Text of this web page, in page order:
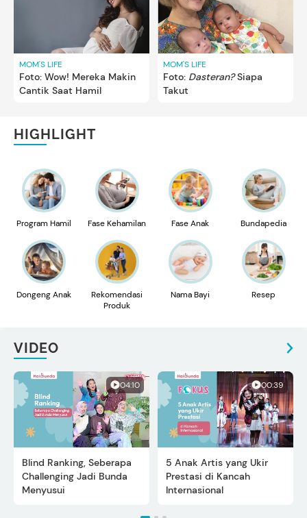
MOM'S LIFE
Foto: Wow! Mereka Makin
Cantik Saat Hamil
MOM'S LIFE
Foto: Dasteran?Siapa
Takut
HIGHLIGHT
Program Hamil Fase Kehamilan Fase Anak Bundapedia
Dongeng Anak
Rekomendasi
Produk
Nama Bayi Resep
VIDEO
04:10
Blind Ranking, Seberapa
Challenging Jadi Bunda
Menyusui
00:39
5 Anak Artis yang Ukir
Prestasi di Kancah
Internasional